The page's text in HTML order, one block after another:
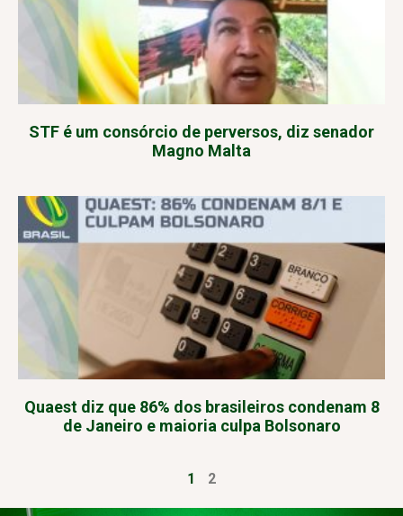
STF é um consórcio de perversos, diz senador
Magno Malta
Quaest diz que 86% dos brasileiros condenam 8
de Janeiro e maioria culpa Bolsonaro
1 2